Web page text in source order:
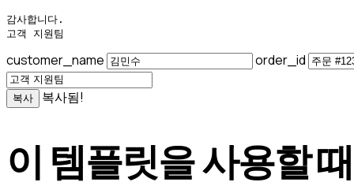
감사합니다.
고객 지원팀
customer_name order_id
복사 복사됨!
이 템플릿을 사용할 때